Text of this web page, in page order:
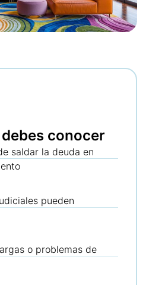
conocer
saldar la deuda en
pueden
o problemas de